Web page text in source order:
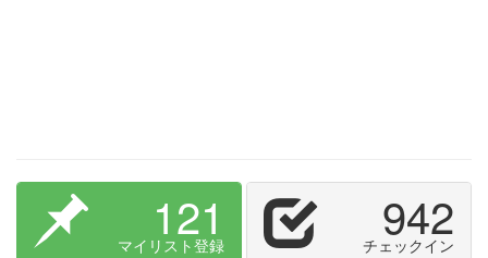
121
マイリスト登録 942
チェックイン